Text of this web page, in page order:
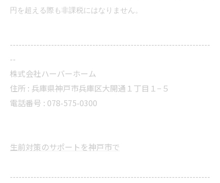
円を超える際も非課税にはなりません。
--------------------------------------------------------------------
--
株式会社ハーバーホーム
住所 : 兵庫県神戸市兵庫区大開通１丁目１−５
電話番号 : 078-575-0300
生前対策のサポートを神戸市で
--------------------------------------------------------------------